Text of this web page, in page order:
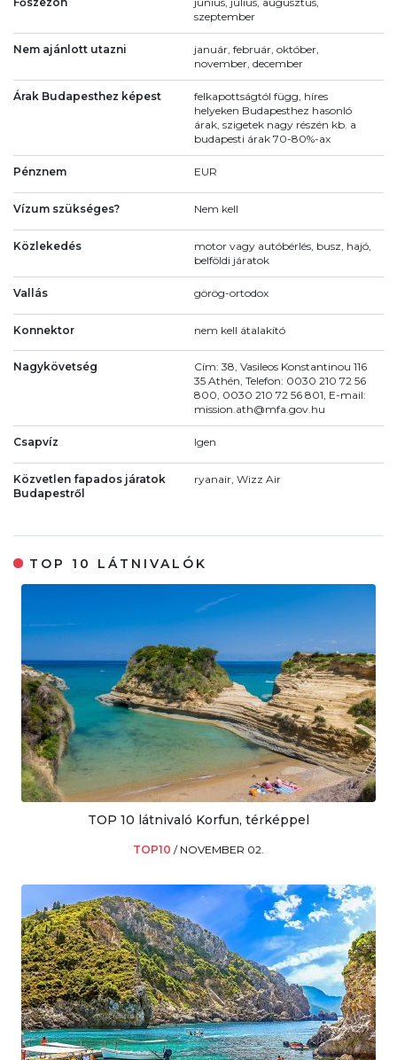
szeptember
Nem ajánlott utazni
január, február, október,
november, december
Árak Budapesthez képest
felkapottságtól függ, híres
helyeken Budapesthez hasonló
árak, szigetek nagy részén kb. a
budapesti árak 70-80%-ax
Pénznem EUR
Vízum szükséges? Nem kell
Közlekedés
motor vagy autóbérlés, busz, hajó,
belföldi járatok
Vallás görög-ortodox
Konnektor nem kell átalakító
Nagykövetség
Cím: 38, Vasileos Konstantinou 116
35 Athén, Telefon: 0030 210 72 56
800, 0030 210 72 56 801, E-mail:
mission.ath@mfa.gov.hu
Csapvíz Igen
Közvetlen fapados járatok
Budapestről
ryanair, Wizz Air
TOP 10 LÁTNIVALÓK
TOP 10 látnivaló Korfun, térképpel
TOP10 / NOVEMBER 02.